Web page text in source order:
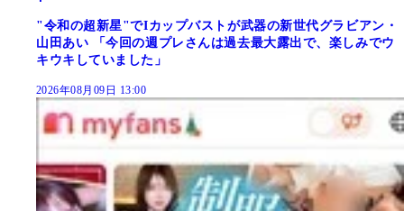
"令和の超新星"でIカップバストが武器の新世代グラビアン・
山田あい 「今回の週プレさんは過去最大露出で、楽しみでウ
キウキしていました」
2026年08月09日 13:00